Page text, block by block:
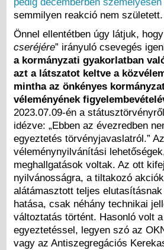
semmilyen reakció nem született.
Önnel ellentétben úgy látjuk,
cseréjére” irányuló csevegés
a kormányzati gyakorlatban
azt a látszatot keltve a
mintha az önkényes
véleményének
2023.07.09-én a
idézve: „Ebben az évezredben
egyeztetés törvényjavaslatról.”
véleménynyilvánítási
meghallgatások voltak. Az ott
nyilvánosságra, a tiltakozó
alátámasztott teljes
hatása, csak néhány technikai
változtatás történt. Hasonló volt
egyeztetéssel, legyen szó az
vagy az Antiszegregációs